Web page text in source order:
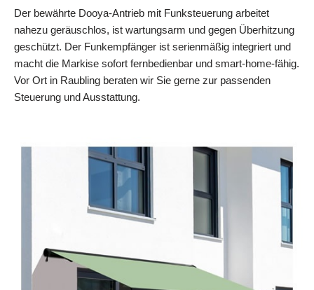
Der bewährte Dooya‑Antrieb mit Funksteuerung arbeitet
nahezu geräuschlos, ist wartungsarm und gegen Überhitzung
geschützt. Der Funkempfänger ist serienmäßig integriert und
macht die Markise sofort fernbedienbar und smart‑home‑fähig.
Vor Ort in Raubling beraten wir Sie gerne zur passenden
Steuerung und Ausstattung.